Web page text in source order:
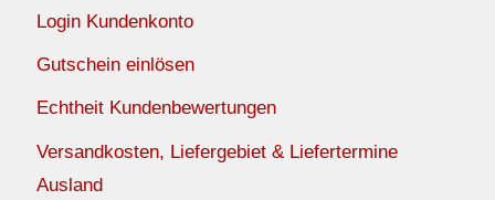
Login Kundenkonto
Gutschein einlösen
Echtheit Kundenbewertungen
Versandkosten, Liefergebiet & Liefertermine
Ausland